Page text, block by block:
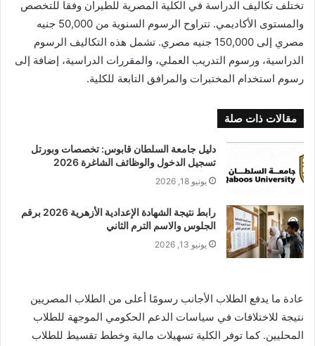
تختلف تكاليف الدراسة في الكلية المصرية للطيران وفقا للتخصص
والمستوى الأكاديمي. تتراوح الرسوم السنوية من 50,000 جنيه
مصري إلى 150,000 جنيه مصري. تشمل هذه التكاليف الرسوم
الدراسية، ورسوم التدريب العملي، والمقررات الدراسية، إضافة إلى
رسوم استخدام المختبرات والمرافق التابعة للكلية.
مقالات ذات صلة
دليل جامعة السلطان قابوس: تخصصات وبورتل
تسجيل الدخول والوظائف الشاغرة 2026
يونيو 18, 2026
رابط نتيجة الشهادة الإعدادية الأزهرية 2026 برقم
الجلوس والاسم الترم الثاني
يونيو 13, 2026
عادة ما يدفع الطلاب الأجانب رسومًا أعلى من الطلاب المصريين
نتيجة للاختلافات في سياسات الدعم الحكومي الموجهة للطلاب
المحليين. كما توفر الكلية تسهيلات مالية وخطط تقسيط للطلاب